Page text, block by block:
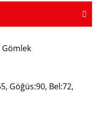
Gömlek
Göğüs:90, Bel:72,